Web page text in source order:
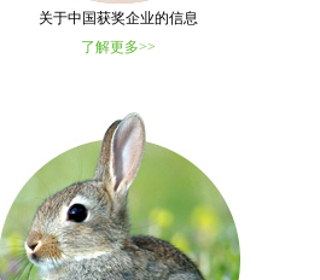
关于中国获奖企业的信息
了解更多>>